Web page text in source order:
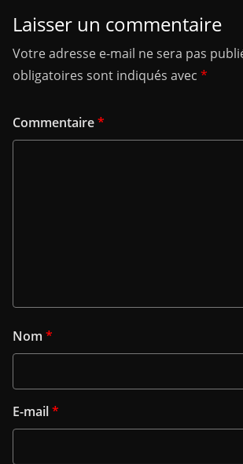
Laisser un commentaire
Votre adresse e-mail ne sera pas
obligatoires sont indiqués avec *
Commentaire*
Nom *
E-mail*